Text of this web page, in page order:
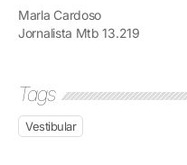
Marla Cardoso
Jornalista Mtb 13.219
Tags
Vestibular